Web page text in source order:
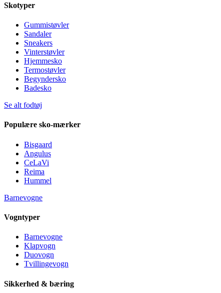
Skotyper
Gummistøvler
Sandaler
Sneakers
Vinterstøvler
Hjemmesko
Termostøvler
Begyndersko
Badesko
Se alt fodtøj
Populære sko-mærker
Bisgaard
Angulus
CeLaVi
Reima
Hummel
Barnevogne
Vogntyper
Barnevogne
Klapvogn
Duovogn
Tvillingevogn
Sikkerhed & bæring